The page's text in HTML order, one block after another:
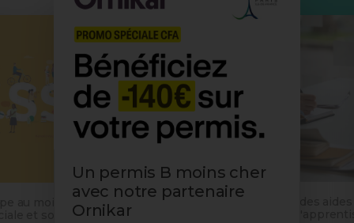
au mois de
et solidaire
Un permis B moins cher
avec notre partenaire
Ornikar